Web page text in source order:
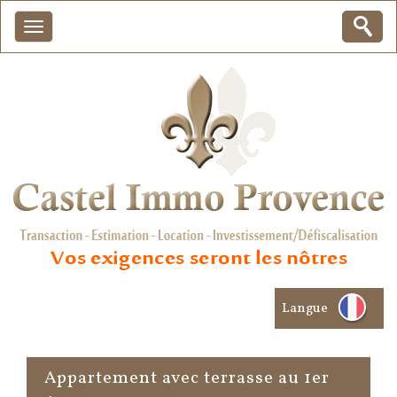
Langue
appartement avec terrasse au 1er